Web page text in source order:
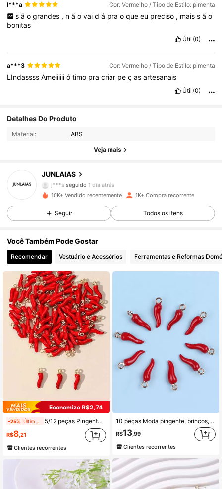
l***a Cor: Vermelho / Tipo de Estilo: pimenta
s ã o grandes , n ã o vai d á pra o que eu preciso , mais s ã o
bonitas
Útil (0)
a***3 Cor: Vermelho / Tipo de Estilo: pimenta
LIndassssAmeiiiiiiótimo pracriar peçasartesanais
Útil (0)
Detalhes Do Produto
Material: ABS
Veja mais
JUNLAIAS
4,89 246 Seguidores
j***s seguido 1 dia atrás
4,89
246 Seguidores
4,89 246 Seguidores
4,89 246 Seguidores
4,89 246 Seguidores
4,89 246 Seguidores
4,89 246 Seguidores
4,89
10K+ Vendido recentemente 1K+ Compra recorrente
Seguir Todos os itens
Você Também Pode Gostar
Recomendar Vestuário e Acessórios Ferramentas e Reformas
Economize R$2,74
-25% 5/12 peças Pingentes Encantadores de Mini Pimenta Vermelha/Colorida de Liga de Zinco, Adequado para Pulseira, Colar, Brinco, Chaveiro, Corrente de Telefone, Tornozelo, Fabricação de Joias DIY
R$8,21
Clientes recorrentes
10 peças Moda pingente, brincos, chaveiro, cordão de telefone em liga de esmalte com forma de pimenta-malagueta 3D, acessórios de joias DIY
R$13,99
Clientes recorrentes